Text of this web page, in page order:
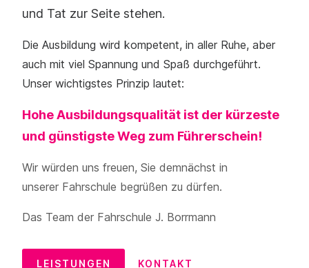
und Tat zur Seite stehen.
Die Ausbildung wird kompetent, in aller Ruhe, aber
auch mit viel Spannung und Spaß durchgeführt.
Unser wichtigstes Prinzip lautet:
Hohe Ausbildungsqualität ist der kürzeste
und günstigste Weg zum Führerschein!
Wir würden uns freuen, Sie demnächst in
unserer Fahrschule begrüßen zu dürfen.
Das Team der Fahrschule J. Borrmann
LEISTUNGEN KONTAKT